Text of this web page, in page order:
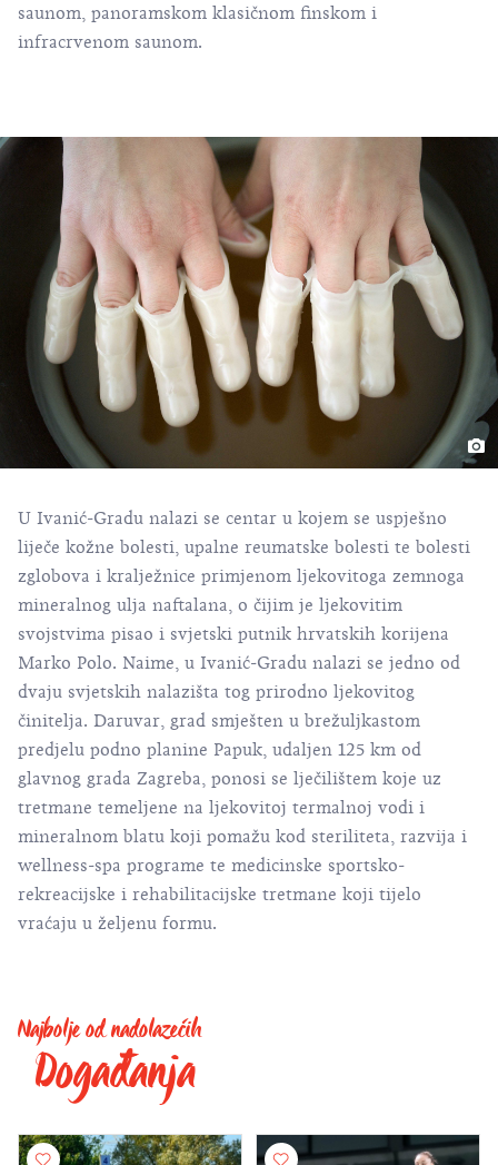
saunom, panoramskom klasičnom finskom i
infracrvenom saunom.
U Ivanić-Gradu nalazi se centar u kojem se uspješno
liječe kožne bolesti, upalne reumatske bolesti te bolesti
zglobova i kralježnice primjenom ljekovitoga zemnoga
mineralnog ulja naftalana, o čijim je ljekovitim
svojstvima pisao i svjetski putnik hrvatskih korijena
Marko Polo. Naime, u Ivanić-Gradu nalazi se jedno od
dvaju svjetskih nalazišta tog prirodno ljekovitog
činitelja. Daruvar, grad smješten u brežuljkastom
predjelu podno planine Papuk, udaljen 125 km od
glavnog grada Zagreba, ponosi se lječilištem koje uz
tretmane temeljene na ljekovitoj termalnoj vodi i
mineralnom blatu koji pomažu kod steriliteta, razvija i
wellness-spa programe te medicinske sportsko-
rekreacijske i rehabilitacijske tretmane koji tijelo
vraćaju u željenu formu.
Najbolje od nadolazećih
Događanja